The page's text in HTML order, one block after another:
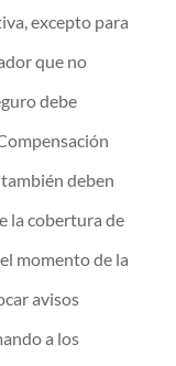
excepto para
que no
debe
deben
la cobertura de
momento de la
avisos
a los